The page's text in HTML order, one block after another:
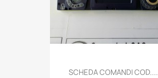
SCHEDA COMANDI COD....